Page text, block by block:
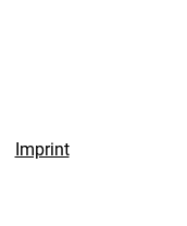
Imprint